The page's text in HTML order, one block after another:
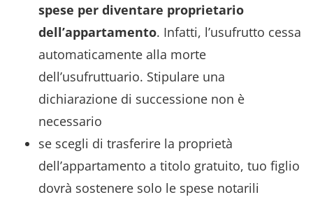
spese per diventare proprietario
dell’appartamento. Infatti, l’usufrutto cessa
automaticamente alla morte
dell’usufruttuario. Stipulare una
dichiarazione di successione non è
necessario
se scegli di trasferire la proprietà
dell’appartamento a titolo gratuito, tuo figlio
dovrà sostenere solo le spese notarili